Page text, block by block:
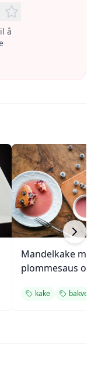
å
Mandelkake med
plommesaus og
kake bakverk